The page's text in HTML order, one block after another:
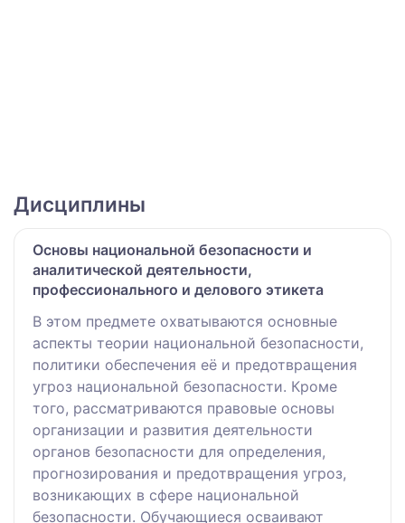
Дисциплины
Основы национальной безопасности и
аналитической деятельности,
профессионального и делового этикета
В этом предмете охватываются основные
аспекты теории национальной безопасности,
политики обеспечения её и предотвращения
угроз национальной безопасности. Кроме
того, рассматриваются правовые основы
организации и развития деятельности
органов безопасности для определения,
прогнозирования и предотвращения угроз,
возникающих в сфере национальной
безопасности. Обучающиеся осваивают